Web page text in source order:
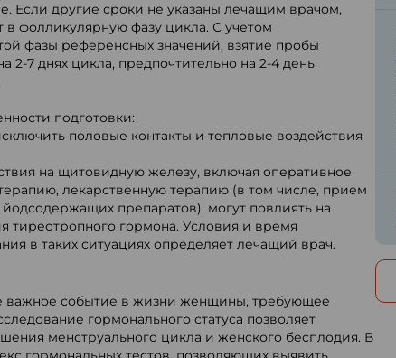
Если другие сроки не указаны лечащим врачом,
в фолликулярную фазу цикла. С учетом
фазы референсных значений, взятие пробы
2-7 днях цикла, предпочтительно на 2-4 день
подготовки:
половые контакты и тепловые воздействия
на щитовидную железу, включая оперативное
лекарственную терапию (в том числе, прием
препаратов), могут повлиять на
тиреотропного гормона. Условия и время
в таких ситуациях определяет лечащий врач.
важное событие в жизни женщины, требующее
гормонального статуса позволяет
менструального цикла и женского бесплодия. В